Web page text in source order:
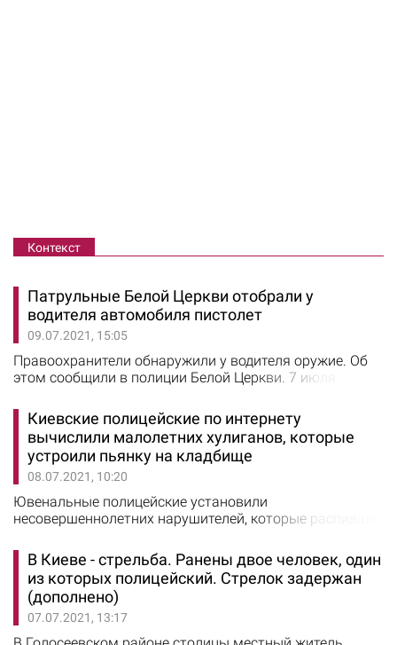
Контекст
Патрульные Белой Церкви отобрали у
водителя автомобиля пистолет
09.07.2021, 15:05
Правоохранители обнаружили у водителя оружие. Об
этом сообщили в полиции Белой Церкви. 7 июля
реагирования двигались по центру Белой Церкви и
заметили автомобиль, который при появлении
служебного авто резко изменил направление
движения. Данный маневр показался патрульным
подозрительным. Инспекторы остановили
транспортное средство и решили…
Киевские полицейские по интернету
вычислили малолетних хулиганов, которые
устроили пьянку на кладбище
08.07.2021, 10:20
Ювенальные полицейские установили
несовершеннолетних нарушителей, которые распивали
сообщили в полиции Киева. В ходе мониторинга
интернет-сети было обнаружено видео, на котором
несовершеннолетние девушки нецензурно выражались
и распивали алкогольные напитки на кладбище в
Святошинском районе. Полицейские зарегистрировали
событие и…
В Киеве - стрельба. Ранены двое человек, один
из которых полицейский. Стрелок задержан
(дополнено)
07.07.2021, 13:17